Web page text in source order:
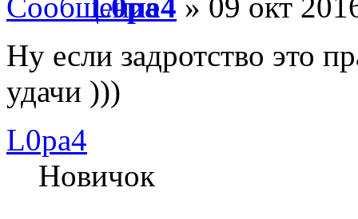
Ну если задротство это
удачи )))
L0pa4
Новичок